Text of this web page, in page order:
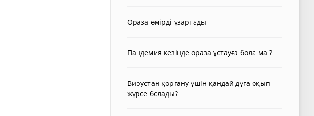
Ораза өмірді ұзартады
Пандемия кезінде ораза ұстауға бола ма ?
Вирустан қорғану үшін қандай дұға оқып
жүрсе болады?